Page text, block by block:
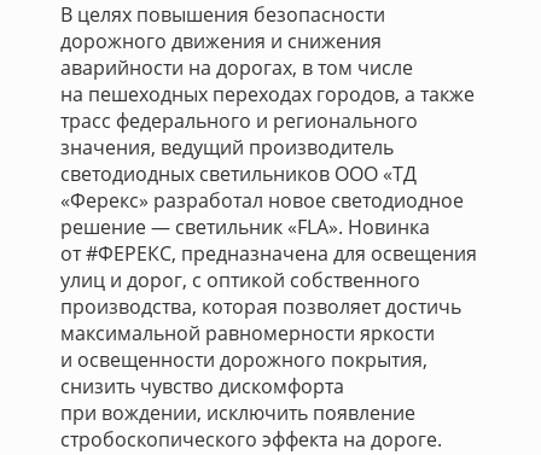
В целях повышения безопасности
дорожного движения и снижения
аварийности на дорогах, в том числе
на пешеходных переходах городов, а также
трасс федерального и регионального
значения, ведущий производитель
светодиодных светильников ООО «ТД
«Ферекс» разработал новое светодиодное
решение — светильник «FLA». Новинка
от #ФЕРЕКС, предназначена для освещения
улиц и дорог, с оптикой собственного
производства, которая позволяет достичь
максимальной равномерности яркости
и освещенности дорожного покрытия,
снизить чувство дискомфорта
при вождении, исключить появление
стробоскопического эффекта на дороге.